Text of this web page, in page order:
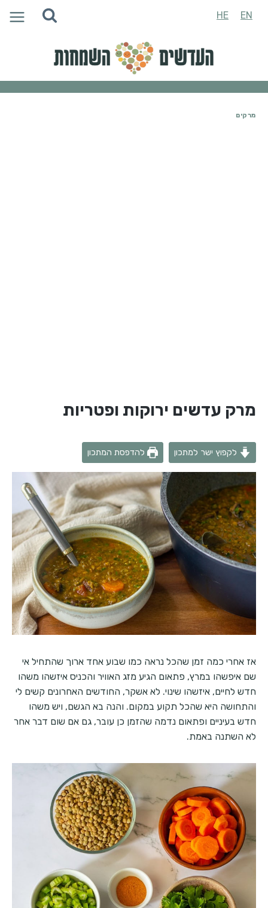
EN
HE
מרקים
מרק עדשים ירוקות ופטריות
לקפוץ ישר למתכון להדפסת המתכון
אז אחרי כמה זמן שהכל נראה כמו שבוע אחד ארוך שהתחיל אי
שם איפשהו במרץ, פתאום הגיע מזג האוויר והכניס איזשהו משהו
חדש לחיים, איזשהו שינוי. לא אשקר, החודשים האחרונים קשים לי
והתחושה היא שהכל תקוע במקום. והנה בא הגשם, ויש משהו
חדש בעיניים ופתאום נדמה שהזמן כן עובר, גם אם שום דבר אחר
לא השתנה באמת.